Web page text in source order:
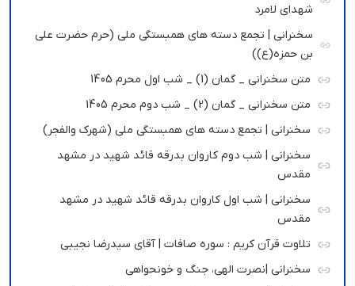
شهدای لامرد
سخنرانی | تجمع دسته های همبستگی ملی (حرم حضرت علی
بن حمزه(ع))
متن سخنرانی _ گمان (1) _ شب اول محرم 1405
متن سخنرانی _ گمان (2) _ شب دوم محرم 1405
سخنرانی | تجمع دسته های همبستگی ملی (شهرک والفجر)
سخنرانی | شب دوم کاروان بدرقه قائد شهید در مشهد
مقدس
سخنرانی | شب اول کاروان بدرقه قائد شهید در مشهد
مقدس
تلاوت قرآن کریم : سوره صافات | آقای سیدرضا نجیبی
سخنرانی |نصرت الهی، جنگ و خونحواهی